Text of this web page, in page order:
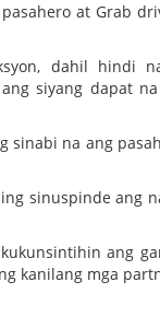
at Grab
dahil hindi
siyang dapat
sinabi na ang
sinuspinde ang
ang
kanilang mga